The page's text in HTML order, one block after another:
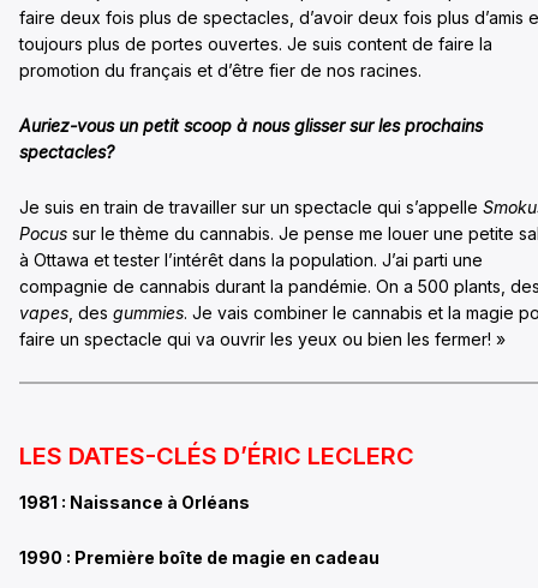
faire deux fois plus de spectacles, d’avoir deux fois plus d’amis
toujours plus de portes ouvertes. Je suis content de faire la
promotion du français et d’être fier de nos racines.
Auriez-vous un petit scoop à nous glisser sur les prochains
spectacles?
Je suis en train de travailler sur un spectacle qui s’appelle
Pocus sur le thème du cannabis. Je pense me louer une petite
à Ottawa et tester l’intérêt dans la population. J’ai parti une
compagnie de cannabis durant la pandémie. On a 500 plants,
vapes , des gummies. Je vais combiner le cannabis et la magie
faire un spectacle qui va ouvrir les yeux ou bien les fermer! »
LES DATES-CLÉS D’ÉRIC LECLERC
1981 : Naissance à Orléans
1990 : Première boîte de magie en cadeau